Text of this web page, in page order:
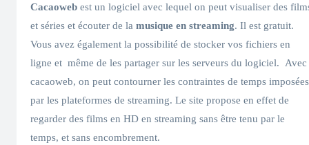
Cacaoweb est un logiciel avec lequel on peut visualiser des
et séries et écouter de la musique en streaming. Il est gratuit.
Vous avez également la possibilité de stocker vos fichiers en
ligne et même de les partager sur les serveurs du logiciel. Avec
cacaoweb, on peut contourner les contraintes de temps imposées
par les plateformes de streaming. Le site propose en effet de
regarder des films en HD en streaming sans être tenu par le
temps, et sans encombrement.